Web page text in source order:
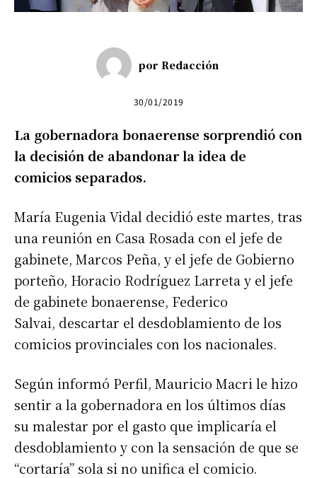
por Redacción
30/01/2019
La gobernadora bonaerense sorprendió con
la decisión de abandonar la idea de
comicios separados.
María Eugenia Vidal decidió este martes, tras
una reunión en Casa Rosada con el jefe de
gabinete, Marcos Peña, y el jefe de Gobierno
porteño, Horacio Rodríguez Larreta y el jefe
de gabinete bonaerense, Federico
Salvai, descartar el desdoblamiento de los
comicios provinciales con los nacionales.
Según informó Perfil, Mauricio Macri le hizo
sentir a la gobernadora en los últimos días
su malestar por el gasto que implicaría el
desdoblamiento y con la sensación de que se
“cortaría” sola si no unifica el comicio.